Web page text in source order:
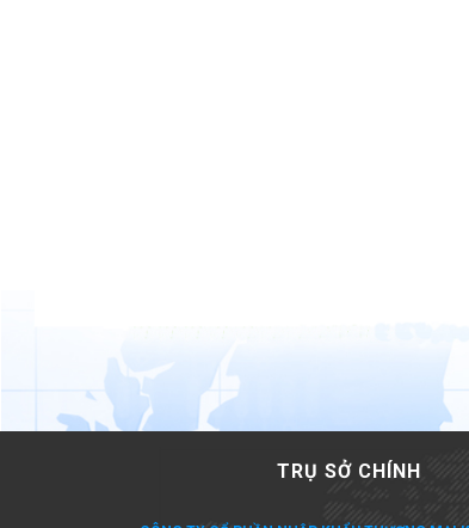
TRỤ SỞ CHÍNH
CÔNG TY CỔ PHẦN NHẬP KHẨU THƯƠNG MẠI